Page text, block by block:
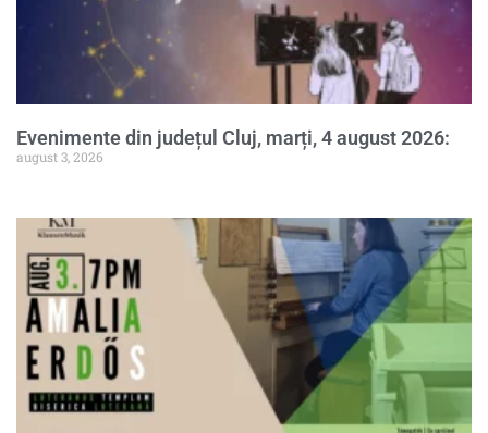
Evenimente din județul Cluj, marți, 4 august 2026:
august 3, 2026